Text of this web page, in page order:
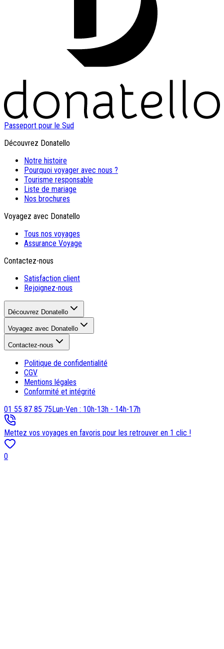
Passeport pour le Sud
Découvrez Donatello
Notre histoire
Pourquoi voyager avec nous ?
Tourisme responsable
Liste de mariage
Nos brochures
Voyagez avec Donatello
Tous nos voyages
Assurance Voyage
Contactez-nous
Satisfaction client
Rejoignez-nous
Découvrez Donatello
Voyagez avec Donatello
Contactez-nous
Politique de confidentialité
CGV
Mentions légales
Conformité et intégrité
01 55 87 85 75Lun-Ven : 10h-13h - 14h-17h
Mettez vos voyages en favoris pour les retrouver en 1 clic !
0